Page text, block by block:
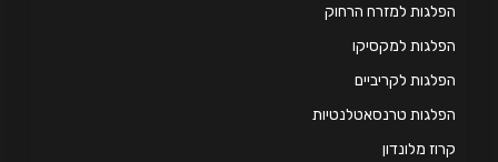
למזרח הרחוק
למקסיקו
לקריביים
טרנסאטלנטיות
מלונדון